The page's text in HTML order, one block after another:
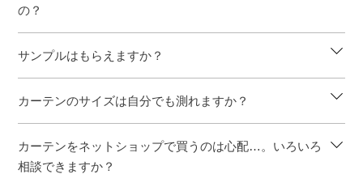
の？
サンプルはもらえますか？
カーテンのサイズは自分でも測れますか？
カーテンをネットショップで買うのは心配…。いろいろ
相談できますか？